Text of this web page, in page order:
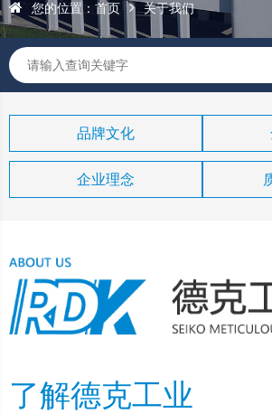
您的位置： 首页 关于我们
品牌文化
企业理念
了解德克工业